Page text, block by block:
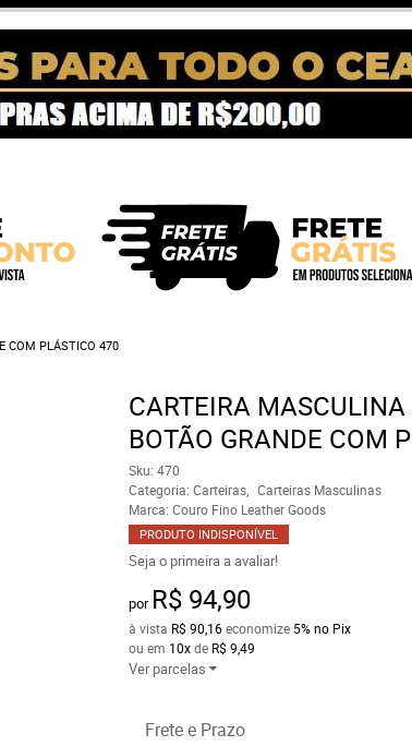
COM PLÁSTICO 470
CARTEIRA
BOTÃO GRANDE COM
Sku: 470
Categoria: Carteiras
Carteiras Masculinas
Marca: Couro Fino Leather Goods
PRODUTO INDISPONÍVEL
Seja o primeira a avaliar!
por R$ 94,90
à vista R$ 90,16economize 5% no Pix
ou em 10xde R$ 9,49
Ver parcelas
Frete e Prazo